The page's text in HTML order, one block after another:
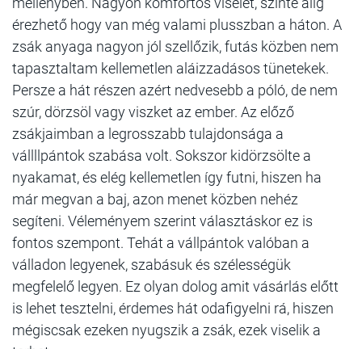
érezhető hogy van még valami plusszban a háton. A
zsák anyaga nagyon jól szellőzik, futás közben nem
tapasztaltam kellemetlen aláizzadásos tünetekek.
Persze a hát részen azért nedvesebb a póló, de nem
szúr, dörzsöl vagy viszket az ember. Az előző
zsákjaimban a legrosszabb tulajdonsága a
vállllpántok szabása volt. Sokszor kidörzsölte a
nyakamat, és elég kellemetlen így futni, hiszen ha
már megvan a baj, azon menet közben nehéz
segíteni. Véleményem szerint választáskor ez is
fontos szempont. Tehát a vállpántok valóban a
válladon legyenek, szabásuk és szélességük
megfelelő legyen. Ez olyan dolog amit vásárlás előtt
is lehet tesztelni, érdemes hát odafigyelni rá, hiszen
mégiscsak ezeken nyugszik a zsák, ezek viselik a